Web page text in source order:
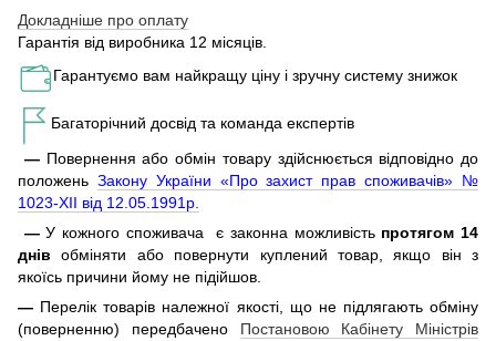
Докладніше про оплату
Гарантія від виробника 12 місяців.
Гарантуємо вам найкращу ціну і зручну систему знижок
Багаторічний досвід та команда експертів
— Повернення або обмін товару здійснюється відповідно до
положень Закону України «Про захист прав споживачів» №
1023-XII від 12.05.1991р.
—У кожного споживача є законна можливість протягом 14
днів обміняти або повернути куплений товар, якщо він з
якоїсь причини йому не підійшов.
— Перелік товарів належної якості, що не підлягають обміну
(поверненню) передбачено Постановою Кабінету Міністрів